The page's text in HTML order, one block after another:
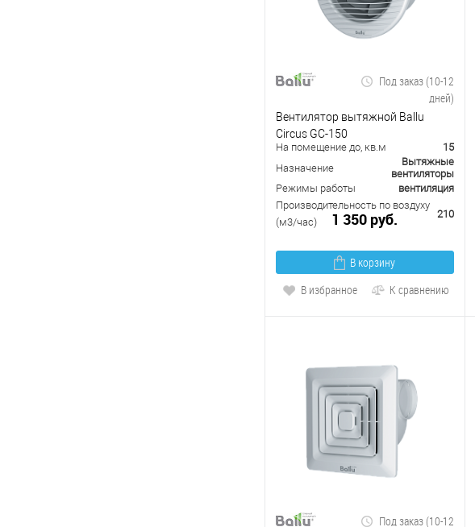
Под заказ (10-12
дней)
Вентилятор вытяжной Ballu
Circus GC-150
На помещение до, кв.м
15
Назначение
Вытяжные
вентиляторы
Режимы работы
вентиляция
Производительность по воздуху
(м3/час)
210
1 350 руб.
В корзину
В избранное
К сравнению
Под заказ (10-12